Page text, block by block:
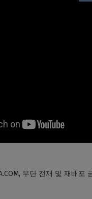
무단 전재 및 재배포